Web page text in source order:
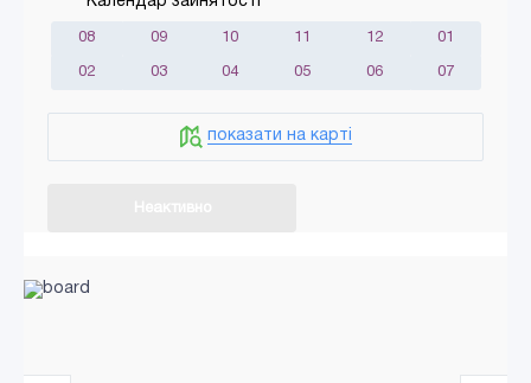
08 09 10 11 12 01
02 03 04 05 06 07
показати на карті